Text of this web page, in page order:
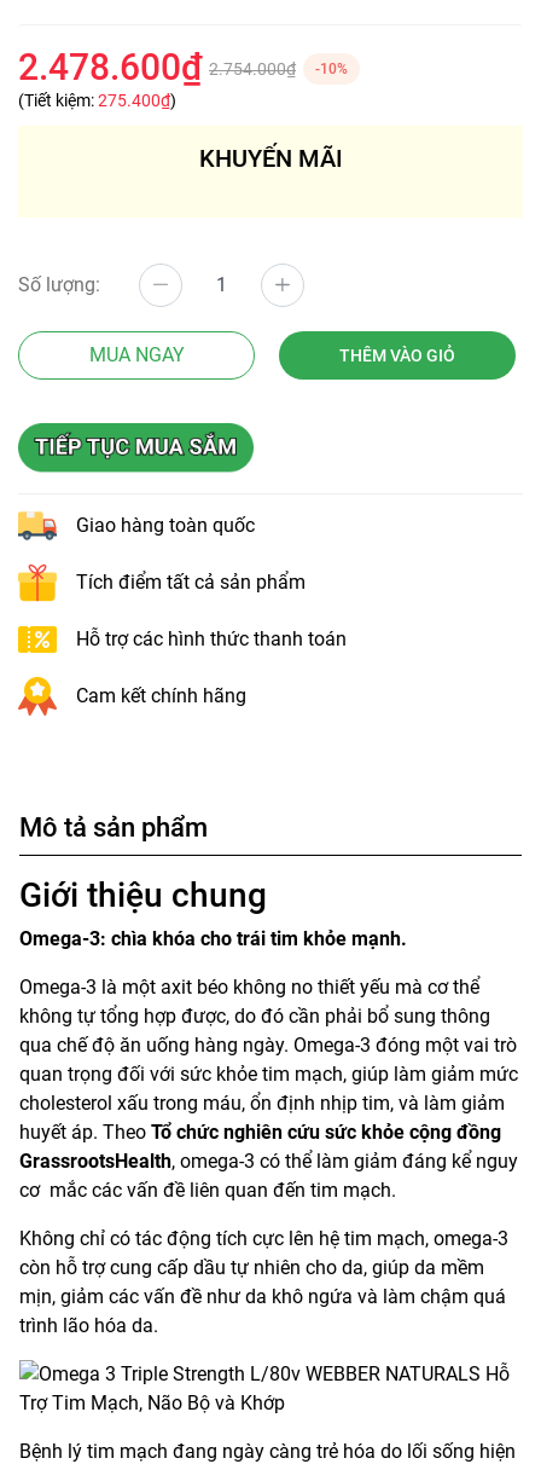
2.478.600₫ 2.754.000₫ -10%
(Tiết kiệm:275.400₫)
KHUYẾN MÃI
Số lượng:
MUA NGAY THÊM VÀO GIỎ
Giao hàng toàn quốc
Tích điểm tất cả sản phẩm
Hỗ trợ các hình thức thanh toán
Cam kết chính hãng
Mô tả sản phẩm
Giới thiệu chung
Omega-3: chìa khóa cho trái tim khỏe mạnh.
Omega-3 là một axit béo không no thiết yếu mà cơ thể
không tự tổng hợp được, do đó cần phải bổ sung thông
qua chế độ ăn uống hàng ngày. Omega-3 đóng một vai trò
quan trọng đối với sức khỏe tim mạch, giúp làm giảm mức
cholesterol xấu trong máu, ổn định nhịp tim, và làm giảm
huyết áp. Theo Tổ chức nghiên cứu sức khỏe cộng đồng
GrassrootsHealth, omega-3 có thể làm giảm đáng kể nguy
cơ mắc các vấn đề liên quan đến tim mạch.
Không chỉ có tác động tích cực lên hệ tim mạch, omega-3
còn hỗ trợ cung cấp dầu tự nhiên cho da, giúp da mềm
mịn, giảm các vấn đề như da khô ngứa và làm chậm quá
trình lão hóa da.
Bệnh lý tim mạch đang ngày càng trẻ hóa do lối sống hiện